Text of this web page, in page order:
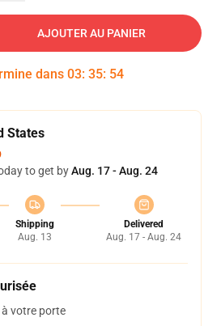
AJOUTER AU PANIER
dans 03: 35: 53
States
to get byAug. 17 - Aug. 24
Shipping
Aug. 13
Delivered
Aug. 17 - Aug. 24
votre porte